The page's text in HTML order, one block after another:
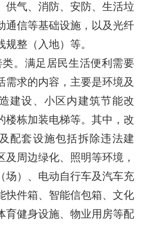
供气、消防、安防、生活垃
通信等基础设施，以及光纤
规整（入地）等。
类。满足居民生活便利需要
需求的内容，主要是环境及
建设、小区内建筑节能改
楼栋加装电梯等。其中，改
配套设施包括拆除违法建
及周边绿化、照明等环境 ，
场）、电动自行车及汽车充
快件箱、智能信包箱、文化
育健身设施、物业用房等配